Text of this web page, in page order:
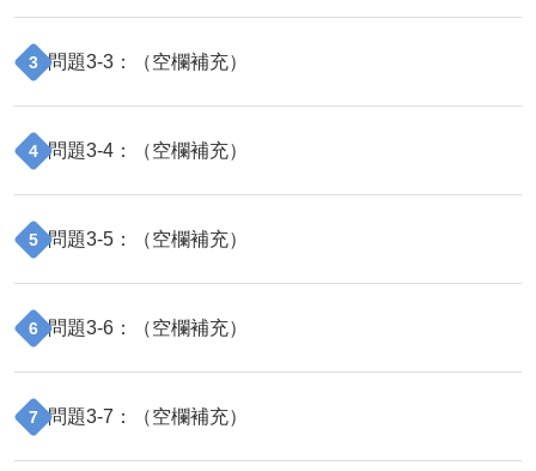
3 問題3-3 ：（空欄補充）
4 問題3-4 ：（空欄補充）
5 問題3-5 ：（空欄補充）
6 問題3-6 ：（空欄補充）
7 問題3-7 ：（空欄補充）